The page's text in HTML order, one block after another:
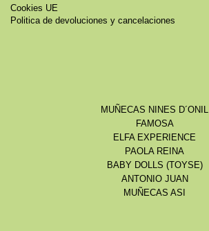
Cookies UE
Politica de devoluciones y cancelaciones
MUÑECAS NINES D´ONIL
FAMOSA
ELFA EXPERIENCE
PAOLA REINA
BABY DOLLS (TOYSE)
ANTONIO JUAN
MUÑECAS ASI